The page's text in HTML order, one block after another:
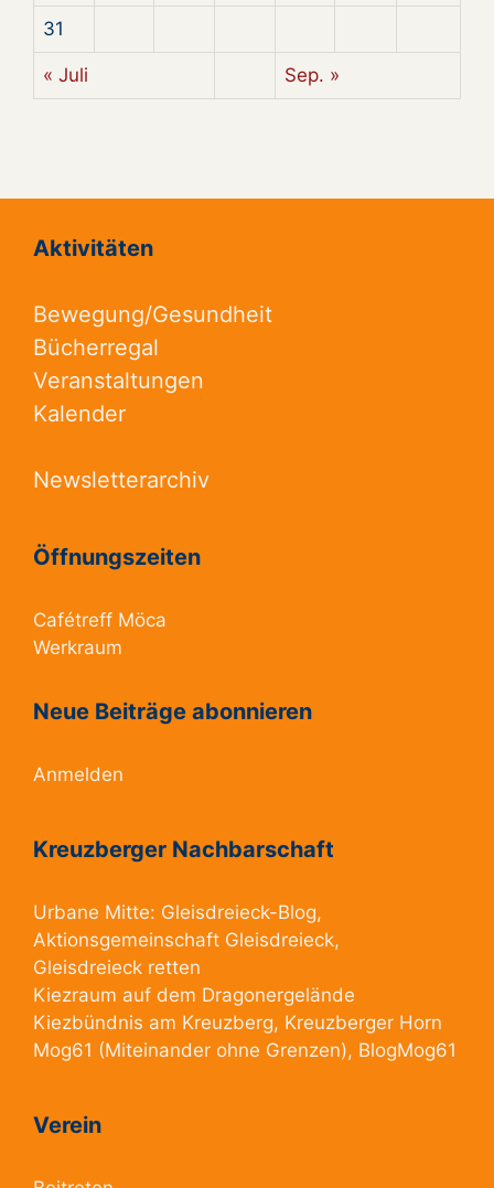
31
« Juli Sep. »
Aktivitäten
Bewegung/Gesundheit
Bücherregal
Veranstaltungen
Kalender
Newsletterarchiv
Öffnungszeiten
Cafétreff Möca
Werkraum
Neue Beiträge abonnieren
Anmelden
Kreuzberger Nachbarschaft
Urbane Mitte: Gleisdreieck-Blog,
Aktionsgemeinschaft Gleisdreieck,
Gleisdreieck retten
Kiezraum auf dem Dragonergelände
Kiezbündnis am Kreuzberg, Kreuzberger Horn
Mog61 (Miteinander ohne Grenzen), BlogMog61
Verein